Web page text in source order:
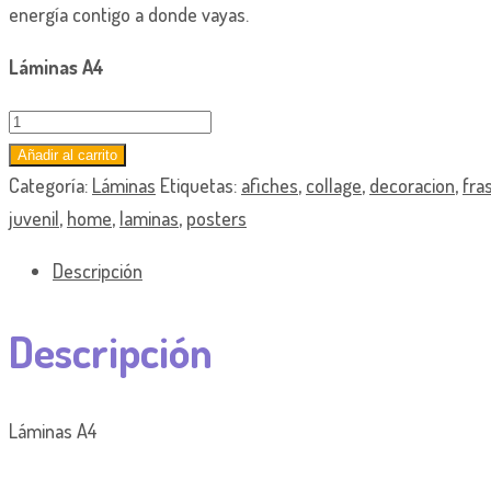
energía contigo a donde vayas.
Láminas A4
Lámina
"Your
attitude"
cantidad
Añadir al carrito
Categoría: Láminas Etiquetas: afiches, collage, decoracion,
juvenil, home, laminas, posters
Descripción
Descripción
Láminas A4